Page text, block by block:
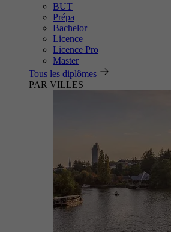
BUT
Prépa
Bachelor
Licence
Licence Pro
Master
Tous les diplômes
PAR VILLES